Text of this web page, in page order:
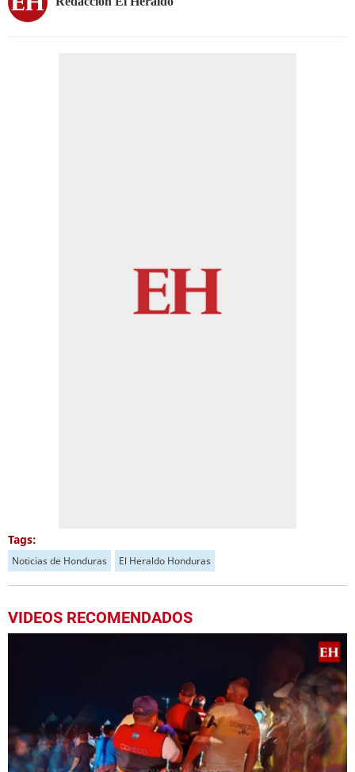
Tags:
Noticias de Honduras El Heraldo Honduras
VIDEOS RECOMENDADOS